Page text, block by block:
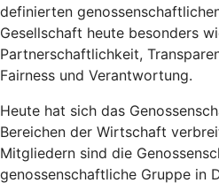
definierten
Gesellschaft heute besonders
Partnerschaftlichkeit,
Fairness und Verantwortung.
Heute hat sich das
Bereichen der Wirtschaft
Mitgliedern sind die
genossenschaftliche Gruppe in